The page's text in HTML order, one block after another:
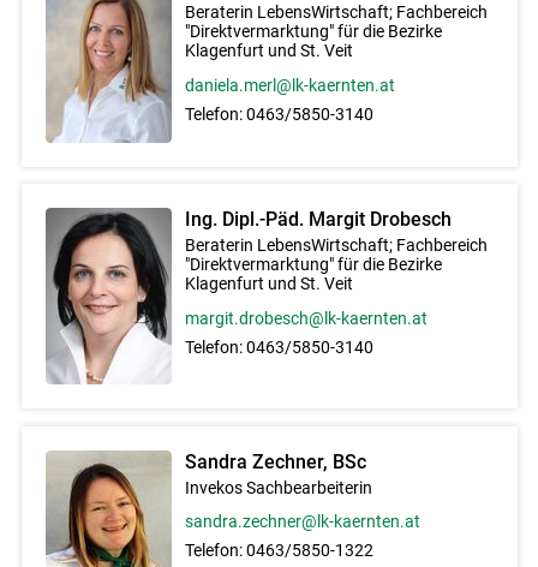
Beraterin LebensWirtschaft; Fachbereich
"Direktvermarktung" für die Bezirke
Klagenfurt und St. Veit
daniela.merl@lk-kaernten.at
Telefon:0463/5850-3140
Ing. Dipl.-Päd. Margit Drobesch
Beraterin LebensWirtschaft; Fachbereich
"Direktvermarktung" für die Bezirke
Klagenfurt und St. Veit
margit.drobesch@lk-kaernten.at
Telefon:0463/5850-3140
Sandra Zechner, BSc
Invekos Sachbearbeiterin
sandra.zechner@lk-kaernten.at
Telefon:0463/5850-1322